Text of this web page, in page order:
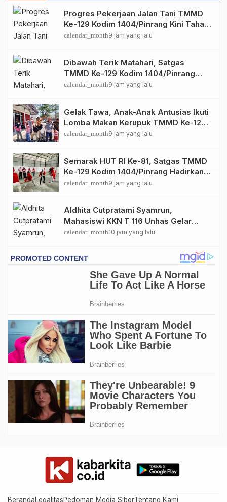
Progres Pekerjaan Jalan Tani TMMD
Ke-129 Kodim 1404/Pinrang Kini Tahap
Penyelesaian.
calendar_month9 jam yang lalu
Dibawah Terik Matahari, Satgas
TMMD Ke-129 Kodim 1404/Pinrang
Lebih Giat Tuntaskan Sasaran di Hari
calendar_month9 jam yang lalu
Gelak Tawa, Anak-Anak Antusias Ikuti
Lomba Makan Kerupuk TMMD Ke-129
Kodim 1404/Pinrang
calendar_month9 jam yang lalu
Semarak HUT RI Ke-81, Satgas TMMD
Ke-129 Kodim 1404/Pinrang Hadirkan
Beragam Lomba Meriah
calendar_month9 jam yang lalu
Aldhita Cutpratami Syamrun,
Mahasiswi KKN T 116 Unhas Gelar
Sosialisasi dan Pengenalan TEBA
calendar_month10 jam yang lalu
BerandaLegalitasPedoman Media SiberTentang Kami